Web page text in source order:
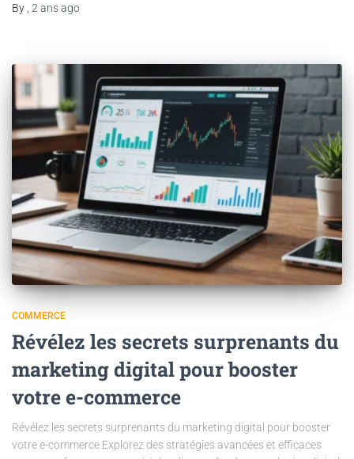
By 2 ansago
COMMERCE
Révélez les secrets surprenants du
marketing digital pour booster
votre e-commerce
Révélez les secrets surprenants du marketing digital pour booster
votre e-commerce Explorez des stratégies avancées et efficaces